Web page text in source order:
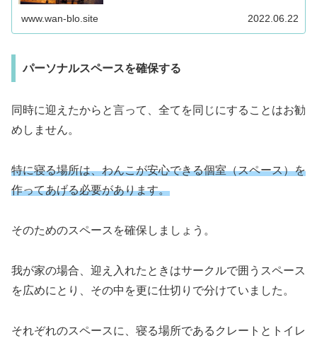
www.wan-blo.site 2022.06.22
パーソナルスペースを確保する
同時に迎えたからと言って、全てを同じにすることはお勧
めしません。
特に寝る場所は、わんこが安心できる個室（スペース）を
作ってあげる必要があります。
そのためのスペースを確保しましょう。
我が家の場合、迎え入れたときはサークルで囲うスペース
を広めにとり、その中を更に仕切りで分けていました。
それぞれのスペースに、寝る場所であるクレートとトイレ